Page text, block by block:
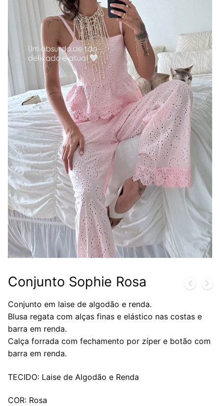
Conjunto Sophie Rosa
Conjunto em laise de algodão e renda.
Blusa regata com alças finas e elástico nas costas e
barra em renda.
Calça forrada com fechamento por zíper e botão com
barra em renda.
TECIDO: Laise de Algodão e Renda
COR: Rosa